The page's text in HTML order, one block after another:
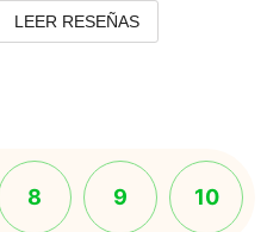
LEER RESEÑAS
8 9 10